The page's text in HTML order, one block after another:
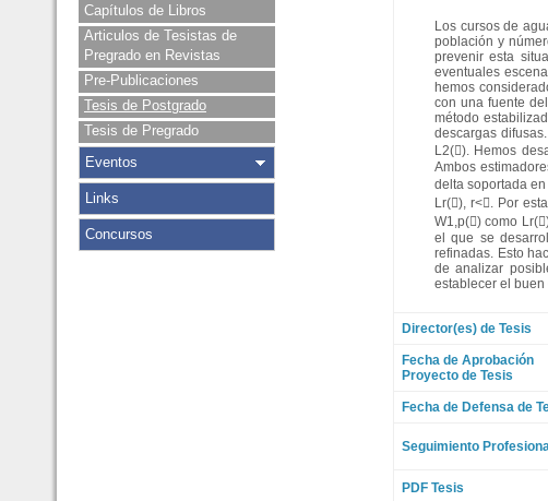
Capítulos de Libros
Articulos de Tesistas de
Pregrado en Revistas
Pre-Publicaciones
Tesis de Postgrado
Tesis de Pregrado
Eventos
Links
Concursos
Los cursos de
población y
prevenir esta
eventuales
hemos
con una fuente
método
descargas
L2(). Hemos
Ambos
delta soportada
Lr(), r<. Por
W1,p() como
el que se
refinadas. Esto
de analizar
establecer el
Director(es) de Tesis
Fecha de Aprobación
Proyecto de Tesis
Fecha de Defensa de
Seguimiento
PDF Tesis